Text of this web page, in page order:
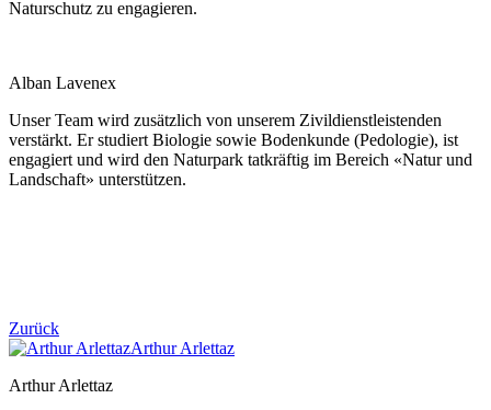
Naturschutz zu engagieren.
Alban Lavenex
Unser Team wird zusätzlich von unserem Zivildienstleistenden
verstärkt. Er studiert Biologie sowie Bodenkunde (Pedologie), ist
engagiert und wird den Naturpark tatkräftig im Bereich «Natur und
Landschaft» unterstützen.
Zurück
Arthur Arlettaz
Arthur Arlettaz